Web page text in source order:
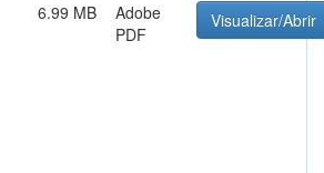
6.99 MB
Adobe
PDF
Visualizar/Abrir